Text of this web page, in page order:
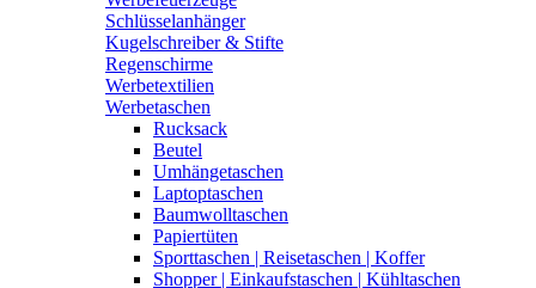
Schlüsselanhänger
Kugelschreiber & Stifte
Regenschirme
Werbetextilien
Werbetaschen
Rucksack
Beutel
Umhängetaschen
Laptoptaschen
Baumwolltaschen
Papiertüten
Sporttaschen | Reisetaschen | Koffer
Shopper | Einkaufstaschen | Kühltaschen